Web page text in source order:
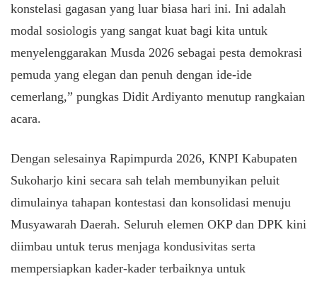
konstelasi gagasan yang luar biasa hari ini. Ini adalah
modal sosiologis yang sangat kuat bagi kita untuk
menyelenggarakan Musda 2026 sebagai pesta demokrasi
pemuda yang elegan dan penuh dengan ide-ide
cemerlang,” pungkas Didit Ardiyanto menutup rangkaian
acara.
​Dengan selesainya Rapimpurda 2026, KNPI Kabupaten
Sukoharjo kini secara sah telah membunyikan peluit
dimulainya tahapan kontestasi dan konsolidasi menuju
Musyawarah Daerah. Seluruh elemen OKP dan DPK kini
diimbau untuk terus menjaga kondusivitas serta
mempersiapkan kader-kader terbaiknya untuk